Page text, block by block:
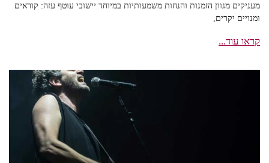
מעניקים מגוון הזמנות והנחות משמעותיות במיוחד יישובי עוטף עזה: קוראים
ומנויים יקרים,
קראו עוד...